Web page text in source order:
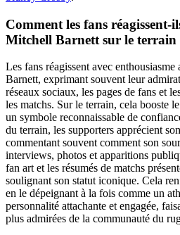
Comment les fans réagissent-
Mitchell Barnett sur le terrain
Les fans réagissent avec
Barnett, exprimant souvent leur
réseaux sociaux, les pages de fans et
les matchs. Sur le terrain, cela booste
un symbole reconnaissable de
du terrain, les supporters apprécient
commentant souvent comment son
interviews, photos et apparitions
fan art et les résumés de matchs
soulignant son statut iconique. Cela
en le dépeignant à la fois comme un
personnalité attachante et engagée,
plus admirées de la communauté du